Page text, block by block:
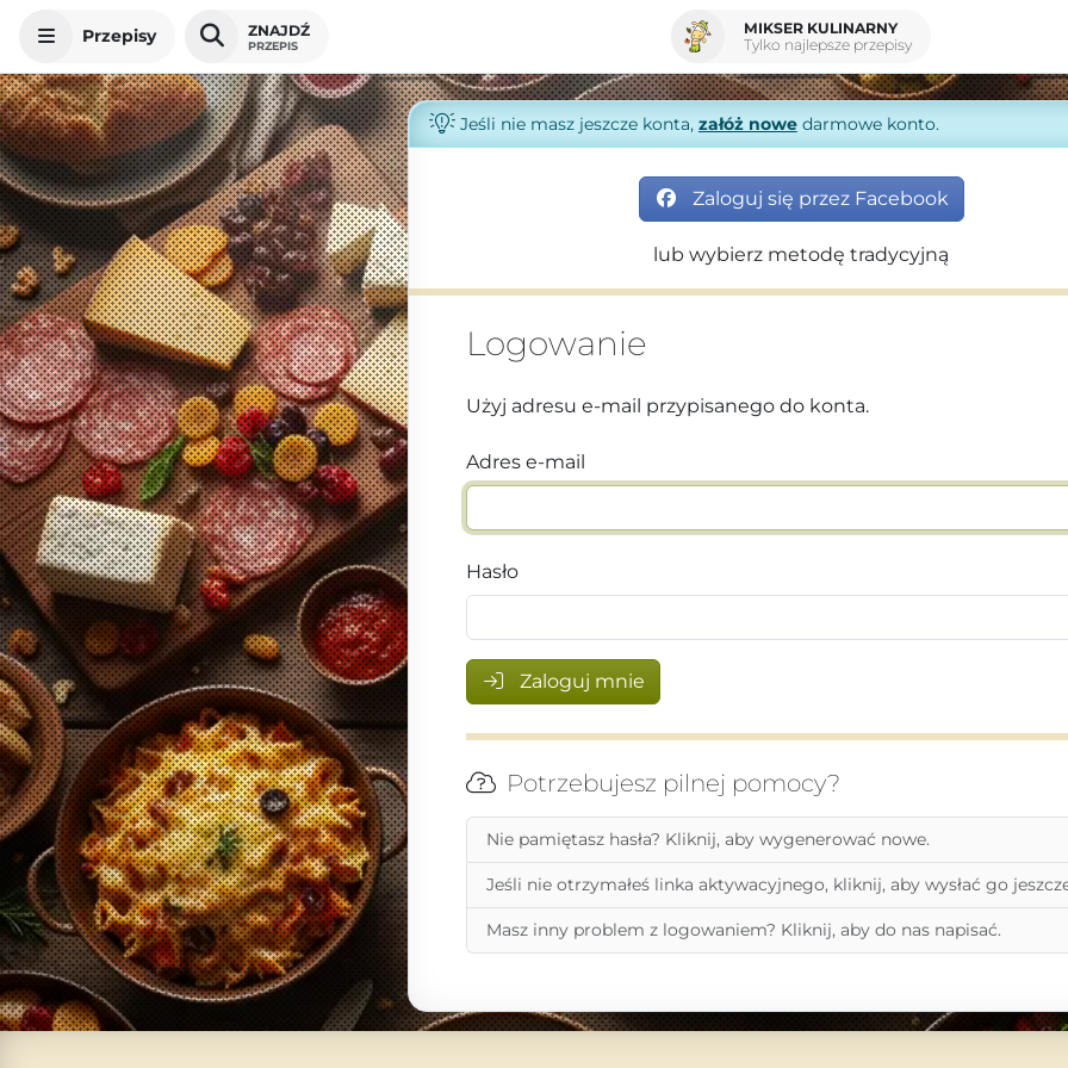
Przepisy ZNAJDŹ
PRZEPIS
MIKSER KULINARNY
Tylko najlepsze przepisy
Jeśli nie masz jeszcze konta, załóż nowedarmowe konto.
Zaloguj się przez Facebook
lub wybierz metodę tradycyjną
Logowanie
Użyj adresu e-mail przypisanego do konta.
Adres e-mail
Hasło
Zaloguj mnie
Potrzebujesz pilnej pomocy?
Nie pamiętasz hasła? Kliknij, aby wygenerować nowe.
Jeśli nie otrzymałeś linka aktywacyjnego, kliknij, aby wysłać go
Masz inny problem z logowaniem? Kliknij, aby do nas napisać.